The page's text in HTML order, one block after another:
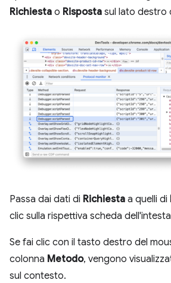
Richiesta o Risposta sul lato destro
Passa dai dati di Richiesta a quelli di
clic sulla rispettiva scheda
Se fai clic con il tasto destro del
colonna Metodo, vengono
sul contesto.